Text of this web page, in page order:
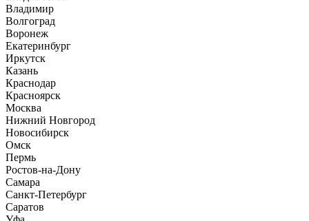
Владимир
Волгоград
Воронеж
Екатеринбург
Иркутск
Казань
Краснодар
Красноярск
Москва
Нижний Новгород
Новосибирск
Омск
Пермь
Ростов-на-Дону
Самара
Санкт-Петербург
Саратов